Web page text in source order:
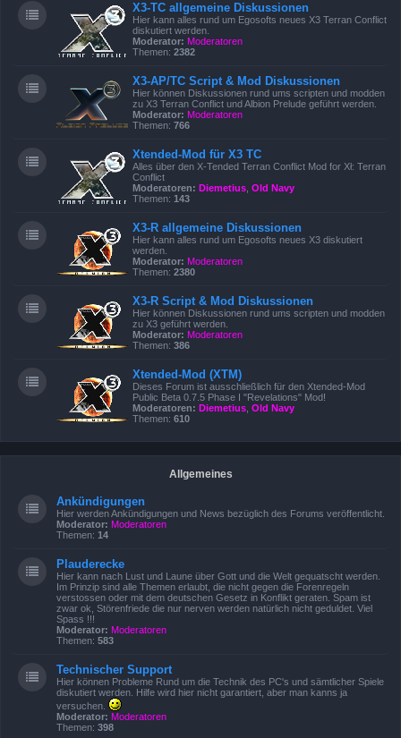
X3-TC allgemeine Diskussionen
Hier kann alles rund um Egosofts neues X3 Terran Conflict
diskutiert werden.
Moderator: Moderatoren
Themen: 2382
X3-AP/TC Script & Mod Diskussionen
Hier können Diskussionen rund ums scripten und modden
zu X3 Terran Conflict und Albion Prelude geführt werden.
Moderator: Moderatoren
Themen: 766
Xtended-Mod für X3 TC
Alles über den X-Tended Terran Conflict Mod for Xł: Terran
Conflict
Moderatoren: Diemetius Old Navy
Themen: 143
X3-R allgemeine Diskussionen
Hier kann alles rund um Egosofts neues X3 diskutiert
werden.
Moderator: Moderatoren
Themen: 2380
X3-R Script & Mod Diskussionen
Hier können Diskussionen rund ums scripten und modden
zu X3 geführt werden.
Moderator: Moderatoren
Themen: 386
Xtended-Mod (XTM)
Dieses Forum ist ausschließlich für den Xtended-Mod
Public Beta 0.7.5 Phase I "Revelations" Mod!
Moderatoren: Diemetius Old Navy
Themen: 610
Allgemeines
Ankündigungen
Hier werden Ankündigungen und News bezüglich des Forums veröffentlicht.
Moderator: Moderatoren
Themen: 14
Plauderecke
Hier kann nach Lust und Laune über Gott und die Welt gequatscht werden.
Im Prinzip sind alle Themen erlaubt, die nicht gegen die Forenregeln
verstossen oder mit dem deutschen Gesetz in Konflikt geraten. Spam ist
zwar ok, Störenfriede die nur nerven werden natürlich nicht geduldet. Viel
Spass !!!
Moderator: Moderatoren
Themen: 583
Technischer Support
Hier können Probleme Rund um die Technik des PC's und sämtlicher Spiele
diskutiert werden. Hilfe wird hier nicht garantiert, aber man kanns ja
versuchen.
Moderator: Moderatoren
Themen: 398